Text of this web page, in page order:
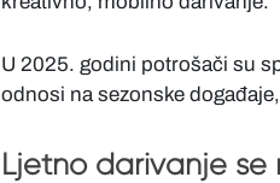
U 2025. godini potrošači su
odnosi na sezonske
Ljetno darivanje se